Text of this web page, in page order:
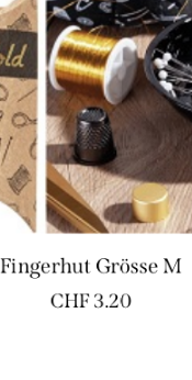
Fingerhut Grösse M
CHF3.20